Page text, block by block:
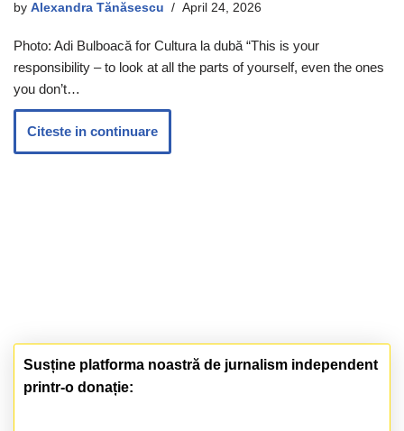
by Alexandra Tănăsescu April 24, 2026
Photo: Adi Bulboacă for Cultura la dubă “This is your
responsibility – to look at all the parts of yourself, even the ones
you don’t…
Citeste in continuare
Susține platforma noastră de jurnalism independent
printr-o donație: